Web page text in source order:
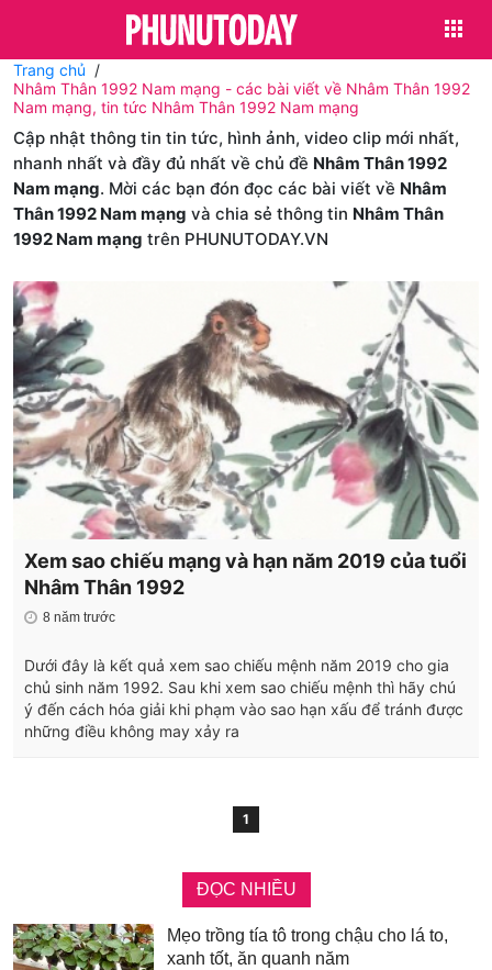
Trang chủ
Nhâm Thân 1992 Nam mạng - các bài viết về Nhâm Thân 1992
Nam mạng, tin tức Nhâm Thân 1992 Nam mạng
Cập nhật thông tin tin tức, hình ảnh, video clip mới nhất,
nhanh nhất và đầy đủ nhất về chủ đề Nhâm Thân 1992
Nam mạng. Mời các bạn đón đọc các bài viết về Nhâm
Thân 1992 Nam mạng và chia sẻ thông tin Nhâm Thân
1992 Nam mạng trên PHUNUTODAY.VN
Xem sao chiếu mạng và hạn năm 2019 của tuổi
Nhâm Thân 1992
8 năm trước
Dưới đây là kết quả xem sao chiếu mệnh năm 2019 cho gia
chủ sinh năm 1992. Sau khi xem sao chiếu mệnh thì hãy chú
ý đến cách hóa giải khi phạm vào sao hạn xấu để tránh được
những điều không may xảy ra
1
ĐỌC NHIỀU
Mẹo trồng tía tô trong chậu cho lá to,
xanh tốt, ăn quanh năm